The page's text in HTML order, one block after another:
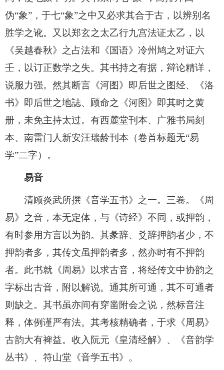
伪“象”，于七“象”之中又必求其合于古，以辨别名
胜学之讹。又以郑玄之太乙行九宫法证太乙，以
《吴越春秋》之占法和《国语》冷州鸠之对证六
壬，以订正数学之失。其书持之有据，辩论精详，
说服力强。然其断言《河图》即后世之图经、《洛
书》即后世之地誌、顾命之《河图》即其时之黄
册，未免主持太过。有西麓堂刊本、广雅书局刻
本、南雷门人新安汪瑞龄刊本（卷首标题无“易
学”二字）。
易音
清顾炎武所撰《音学五书》之一。三卷。《周
易》之音，本无定体，与《诗经》不同，或押韵，
有时参用方言以为韵。其彖辞、爻辞押韵者少，不
押韵者多，其传文虽押韵者多，然亦时有不押韵
者。此书就《周易》以求古音，将经传文中协韵之
字标出古音，附以解说。通其所可通，其不可通者
则缺之。其书虽亦间有穿凿附会之说，然标音注
释，体例谨严有法。其考核精确者，于求《周易》
古韵大有裨益。收入阮元《皇清经解》、《音韵学
丛书》、符山堂《音学五书》。